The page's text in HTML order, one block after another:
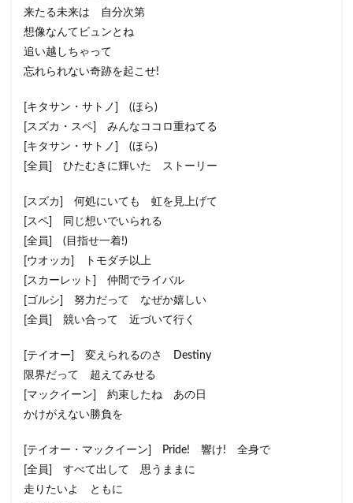
来たる未来は 自分次第
想像なんてビュンとね
追い越しちゃって
忘れられない奇跡を起こせ!
[キタサン・サトノ] (ほら)
[スズカ・スペ] みんなココロ重ねてる
[キタサン・サトノ] (ほら)
[全員] ひたむきに輝いた ストーリー
[スズカ] 何処にいても 虹を見上げて
[スペ] 同じ想いでいられる
[全員] (目指せ一着!)
[ウオッカ] トモダチ以上
[スカーレット] 仲間でライバル
[ゴルシ] 努力だって なぜか嬉しい
[全員] 競い合って 近づいて行く
[テイオー] 変えられるのさ Destiny
限界だって 超えてみせる
[マックイーン] 約束したね あの日
かけがえない勝負を
[テイオー・マックイーン] Pride! 響け! 全身で
[全員] すべて出して 思うままに
走りたいよ ともに